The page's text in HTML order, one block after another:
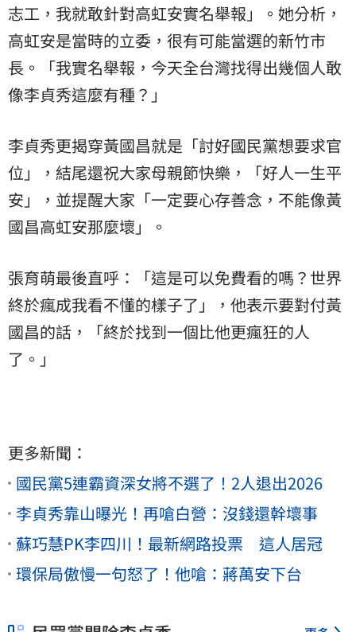
志工，我就敢針對高虹安實名舉報」。她分析，
高虹安是當時的立委，很有可能當選的新竹市
長。「我實名舉報，今天全台灣找得出幾個人敢
像李貞秀這麼有種？」
李貞秀更揭穿黃國昌就是「討好國民黨想要求官
位」，結尾還祝大家母親節快樂，「好人一生平
安」，並提醒大家「一定要心存善念，不能像黃
國昌高虹安那麼壞」。
張育萌最後直呼：「這是可以免費看的嗎？世界
終於瘋成我看不懂的樣子了」，他表示要對付黃
國昌的話，「終於找到一個比他更瘋狂的人
了。」
更多新聞：
國民黨5連霸資深女將不選了！2人退出2026
李貞秀靠山曝光！再嗆白營：沒錢還幹壞事
蘇巧慧PK李四川！最新網路投票 這人居冠
環保局傲慢一句怒了！他嗆：蔣萬安下台